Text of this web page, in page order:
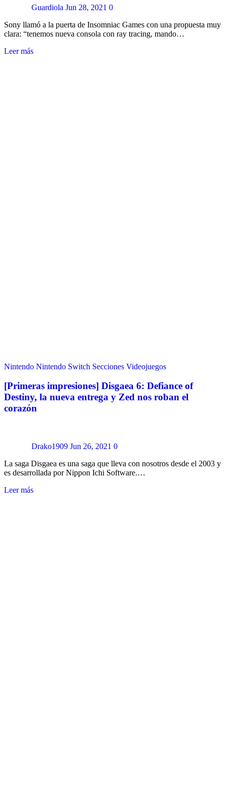
Guardiola Jun 28, 2021 0
Sony llamó a la puerta de Insomniac Games con una propuesta muy
clara: “tenemos nueva consola con ray tracing, mando…
Leer más
Nintendo Nintendo Switch Secciones Videojuegos
[Primeras impresiones] Disgaea 6: Defiance of
Destiny, la nueva entrega y Zed nos roban el
corazón
Drako1909 Jun 26, 2021 0
La saga Disgaea es una saga que lleva con nosotros desde el 2003 y
es desarrollada por Nippon Ichi Software.…
Leer más